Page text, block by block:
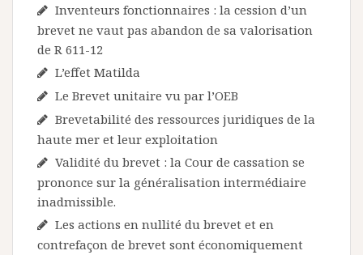
Inventeurs fonctionnaires : la cession d’un
brevet ne vaut pas abandon de sa valorisation
de R 611-12
L’effet Matilda
Le Brevet unitaire vu par l’OEB
Brevetabilité des ressources juridiques de la
haute mer et leur exploitation
Validité du brevet : la Cour de cassation se
prononce sur la généralisation intermédiaire
inadmissible.
Les actions en nullité du brevet et en
contrefaçon de brevet sont économiquement